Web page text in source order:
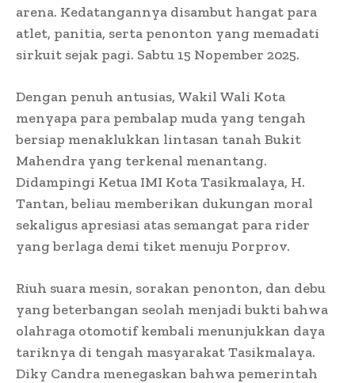
arena. Kedatangannya disambut hangat para
atlet, panitia, serta penonton yang memadati
sirkuit sejak pagi. Sabtu 15 Nopember 2025.
Dengan penuh antusias, Wakil Wali Kota
menyapa para pembalap muda yang tengah
bersiap menaklukkan lintasan tanah Bukit
Mahendra yang terkenal menantang.
Didampingi Ketua IMI Kota Tasikmalaya, H.
Tantan, beliau memberikan dukungan moral
sekaligus apresiasi atas semangat para rider
yang berlaga demi tiket menuju Porprov.
Riuh suara mesin, sorakan penonton, dan debu
yang beterbangan seolah menjadi bukti bahwa
olahraga otomotif kembali menunjukkan daya
tariknya di tengah masyarakat Tasikmalaya.
Diky Candra menegaskan bahwa pemerintah